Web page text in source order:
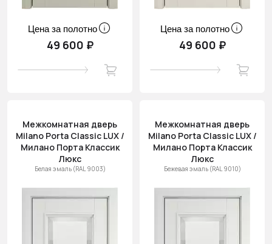
Цена за полотно
49 600 ₽
Цена за полотно
49 600 ₽
Межкомнатная дверь
Milano Porta Classic LUX /
Милано Порта Классик
Люкс
Белая эмаль (RAL 9003)
Межкомнатная дверь
Milano Porta Classic LUX /
Милано Порта Классик
Люкс
Бежевая эмаль (RAL 9010)